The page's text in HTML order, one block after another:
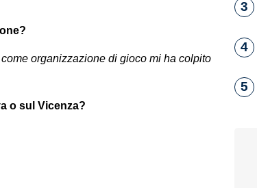
organizzazione di gioco mi ha colpito
o sul Vicenza?
3
4
5